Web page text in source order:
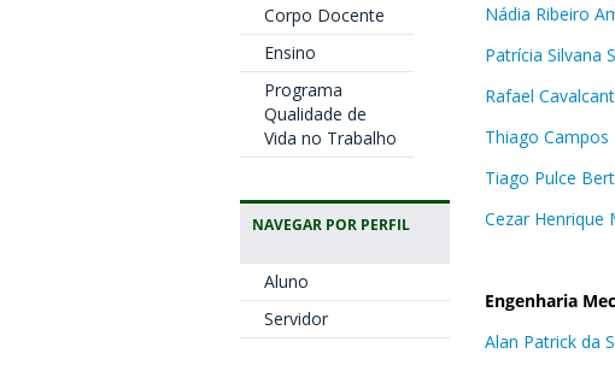
Corpo Docente
Ensino
Programa
Qualidade de
Vida no Trabalho
NAVEGAR POR PERFIL
Aluno
Servidor
Nádia Ribeiro
Patrícia Silvana
Rafael
Thiago Campos
Tiago Pulce
Cezar Henrique
Engenharia
Alan Patrick da